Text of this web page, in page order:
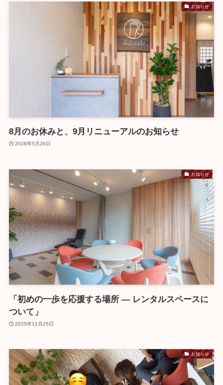
お知らせ
8月のお休みと、9月リニューアルのお知らせ
2026年5月26日
お知らせ
「初めの一歩を応援する場所 ― レンタルスペースに
ついて」
2025年11月25日
お知らせ